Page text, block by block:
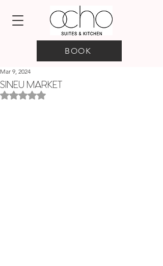
BOOK
SINEU MARKET
Mar 9, 2024
Rated NaN out of 5 stars.